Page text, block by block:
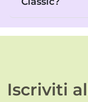
Iscriviti